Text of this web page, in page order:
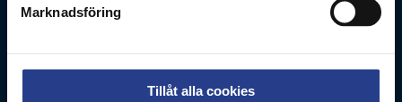
Marknadsföring
Tillåt alla cookies
Kakor